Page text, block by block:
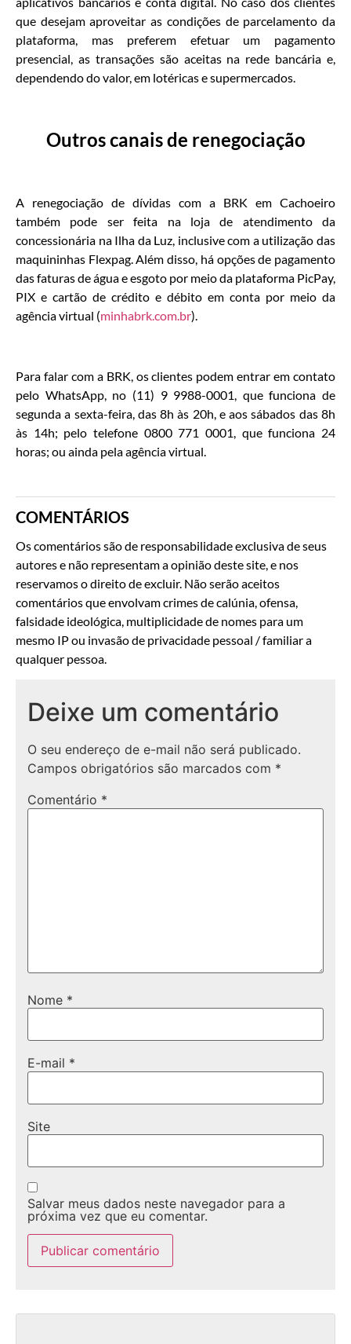
que desejam aproveitar as condições de parcelamento da
plataforma, mas preferem efetuar um pagamento
presencial, as transações são aceitas na rede bancária e,
dependendo do valor, em lotéricas e supermercados.
Outros canais de renegociação
A renegociação de dívidas com a BRK em Cachoeiro
também pode ser feita na loja de atendimento da
concessionária na Ilha da Luz, inclusive com a utilização das
maquininhas Flexpag. Além disso, há opções de pagamento
das faturas de água e esgoto por meio da plataforma PicPay,
PIX e cartão de crédito e débito em conta por meio da
agência virtual (minhabrk.com.br).
Para falar com a BRK, os clientes podem entrar em contato
pelo WhatsApp, no (11) 9 9988-0001, que funciona de
segunda a sexta-feira, das 8h às 20h, e aos sábados das 8h
às 14h; pelo telefone 0800 771 0001, que funciona 24
horas; ou ainda pela agência virtual.
COMENTÁRIOS
Os comentários são de responsabilidade exclusiva de seus
autores e não representam a opinião deste site, e nos
reservamos o direito de excluir. Não serão aceitos
comentários que envolvam crimes de calúnia, ofensa,
falsidade ideológica, multiplicidade de nomes para um
mesmo IP ou invasão de privacidade pessoal / familiar a
qualquer pessoa.
Deixe um comentário
O seu endereço de e-mail não será publicado.
Campos obrigatórios são marcados com *
Comentário *
Nome *
E-mail *
Site
Salvar meus dados neste navegador para a
próxima vez que eu comentar.